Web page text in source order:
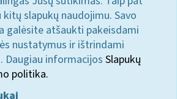
slapukų naudojimu. Savo
galėsite atšaukti pakeisdami
nustatymus ir ištrindami
Daugiau informacijos Slapukų
politika.